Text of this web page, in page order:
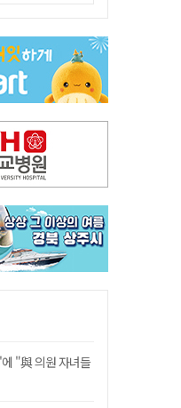
…'딸 학비는 年 4200만원'
28대 울릉군 부군수 취임
임 상장설에 술렁[개미와글와글]
"與 의원 자녀들